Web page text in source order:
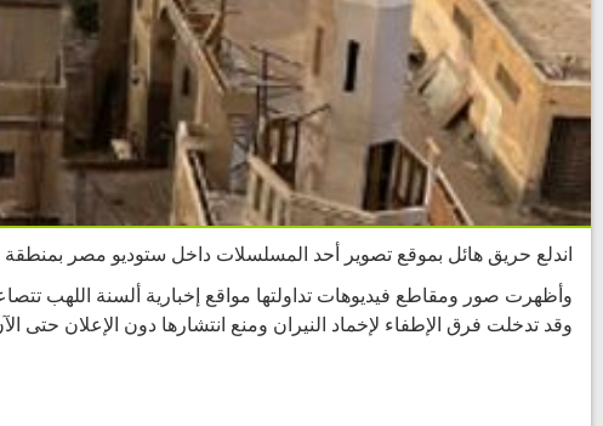
اندلع حريق هائل بموقع تصوير أحد المسلسلات داخل ستوديو مصر بمنطقة
وأظهرت صور ومقاطع فيديوهات تداولتها مواقع إخبارية ألسنة اللهب
وقد تدخلت فرق الإطفاء لإخماد النيران ومنع انتشارها دون الإعلان حتى